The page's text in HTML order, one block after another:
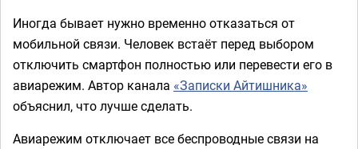
Иногда бывает нужно временно отказаться от
мобильной связи. Человек встаёт перед выбором
отключить смартфон полностью или перевести его в
авиарежим. Автор канала «Записки Айтишника»
объяснил, что лучше сделать.
Авиарежим отключает все беспроводные связи на